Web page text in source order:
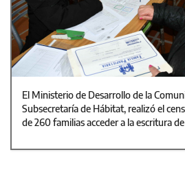
El Ministerio de Desarrollo de la
Subsecretaría de Hábitat, realizó el
de 260 familias acceder a la escritura